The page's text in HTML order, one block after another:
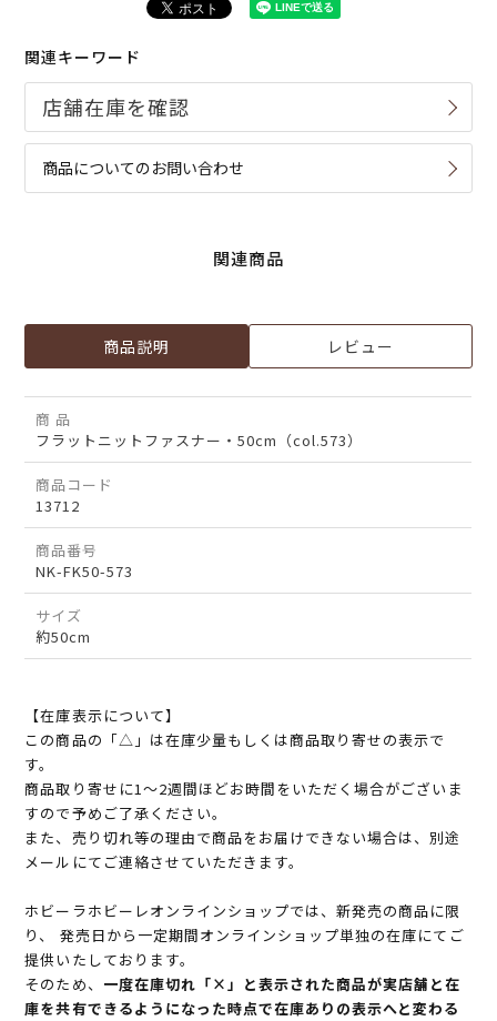
関連キーワード
商品についてのお問い合わせ
関連商品
商品説明 レビュー
商 品
フラットニットファスナー・50cm（col.573）
商品コード
13712
商品番号
NK-FK50-573
サイズ
約50cm
【在庫表示について】
この商品の「△」は在庫少量もしくは商品取り寄せの表示で
す。
商品取り寄せに1～2週間ほどお時間をいただく場合がございま
すので予めご了承ください。
また、売り切れ等の理由で商品をお届けできない場合は、別途
メールにてご連絡させていただきます。
ホビーラホビーレオンラインショップでは、新発売の商品に限
り、 発売日から一定期間オンラインショップ単独の在庫にてご
提供いたしております。
そのため、 一度在庫切れ「×」と表示された商品が実店舗と在
庫を共有できるようになった時点で在庫ありの表示へと変わる